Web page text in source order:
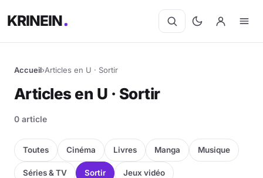
KRINEIN
Accueil›Articles en U · Sortir
Articles en U · Sortir
0 article
Toutes Cinéma Livres Manga Musique
Séries & TV Sortir Jeux vidéo